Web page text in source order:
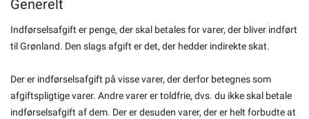
Tsunami
Planportal
Generelt
Indførselsafgift er penge, der skal betales for varer, der bliver indført
til Grønland. Den slags afgift er det, der hedder indirekte skat.
Der er indførselsafgift på visse varer, der derfor betegnes som
afgiftspligtige varer. Andre varer er toldfrie, dvs. du ikke skal betale
indførselsafgift af dem. Der er desuden varer, der er helt forbudte at